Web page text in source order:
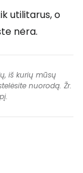
utilitarus, o
nėra.
iš kurių mūsų
nuorodą. Žr.